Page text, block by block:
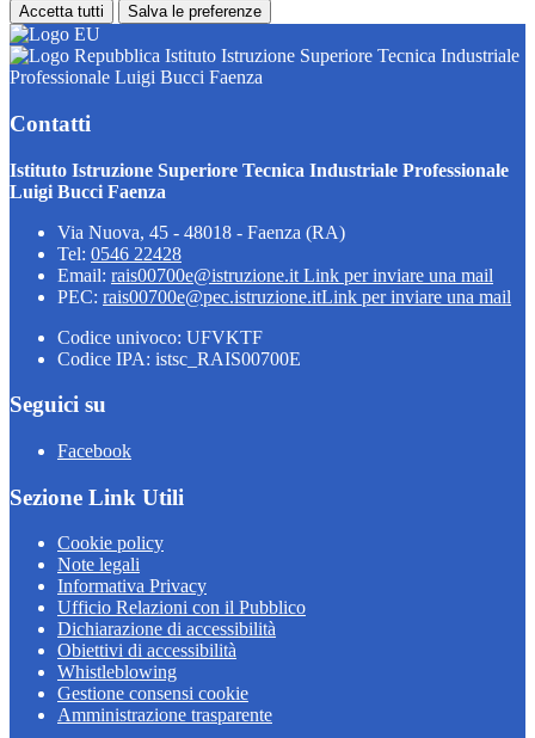
Accetta tutti Salva le preferenze
Istituto Istruzione Superiore Tecnica Industriale
Professionale Luigi Bucci Faenza
Contatti
Istituto Istruzione Superiore Tecnica Industriale Professionale
Luigi Bucci Faenza
Via Nuova, 45 - 48018 - Faenza (RA)
Tel: 0546 22428
Email: rais00700e@istruzione.it Link per inviare una mail
PEC: rais00700e@pec.istruzione.itLink per inviare una mail
Codice univoco: UFVKTF
Codice IPA: istsc_RAIS00700E
Seguici su
Facebook
Sezione Link Utili
Cookie policy
Note legali
Informativa Privacy
Ufficio Relazioni con il Pubblico
Dichiarazione di accessibilità
Obiettivi di accessibilità
Whistleblowing
Gestione consensi cookie
Amministrazione trasparente